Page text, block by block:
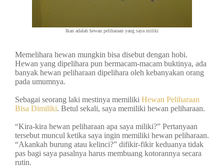
Ikan adalah hewan peliharaan yang saya miliki
Memelihara hewan mungkin bisa disebut dengan hobi.
Hewan yang dipelihara pun bermacam-macam buktinya, ada
banyak hewan peliharaan dipelihara oleh kebanyakan orang
pada umumnya.
Sebagai seorang laki mestinya memiliki Hewan Peliharaan
Bisa Dimiliki. Betul sekali, saya memiliki hewan peliharaan.
“Kira-kira hewan peliharaan apa saya miliki?” Pertanyaan
tersebut muncul ketika saya ingin memiliki hewan peliharaan.
“Akankah burung atau kelinci?” difikir-fikir keduanya tidak
pas bagi saya pasalnya harus membuang kotorannya secara
rutin.